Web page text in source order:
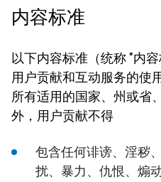
内容标准
以下内容标准（统称 "内
用户贡献和互动服务的使
所有适用的国家、州或省
外，用户贡献不得
包含任何诽谤、淫秽
扰、暴力、仇恨、煽